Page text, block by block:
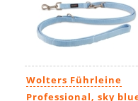
Wolters Führleine
Professional, sky